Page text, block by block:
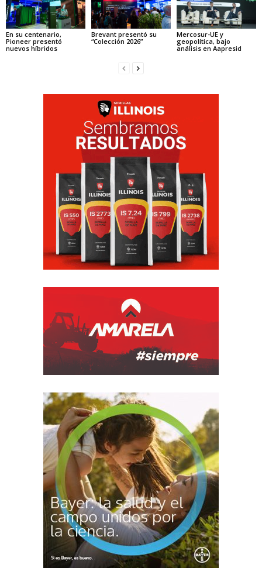
En su centenario,
Pioneer presentó
nuevos híbridos
Brevant presentó su
“Colección 2026”
Mercosur-UE y
geopolítica, bajo
análisis en Aapresid